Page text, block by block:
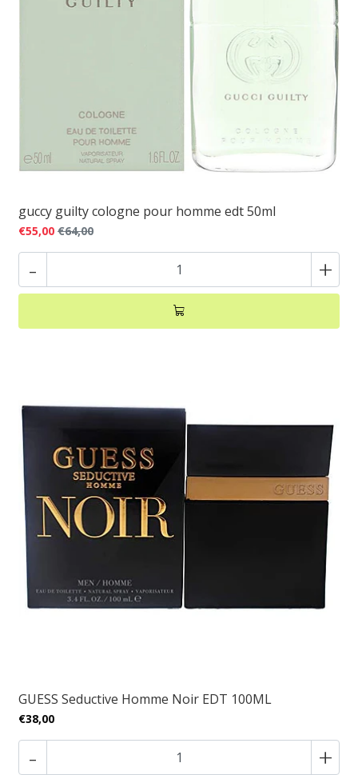
guccy guilty cologne pour homme edt 50ml
€55,00 €64,00
- +
GUESS Seductive Homme Noir EDT 100ML
€38,00
- +